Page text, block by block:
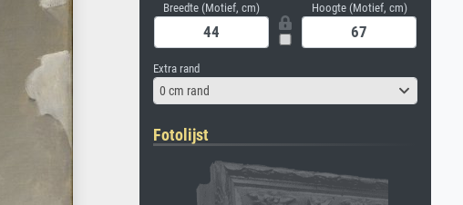
Breedte (Motief, cm) Hoogte (Motief, cm)
Extra rand
0 cm rand
Fotolijst